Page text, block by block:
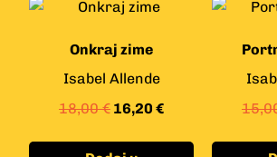
Onkraj zime
Isabel Allende
18,00€ 16,20 €